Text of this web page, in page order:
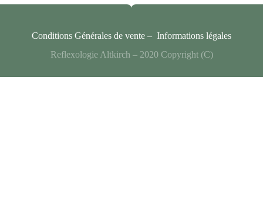
Conditions Générales de vente – Informations légales
Reflexologie Altkirch – 2020 Copyright (C)